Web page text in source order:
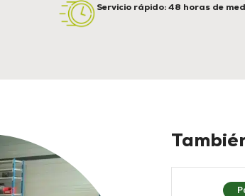
Servicio rápido: 48 horas de